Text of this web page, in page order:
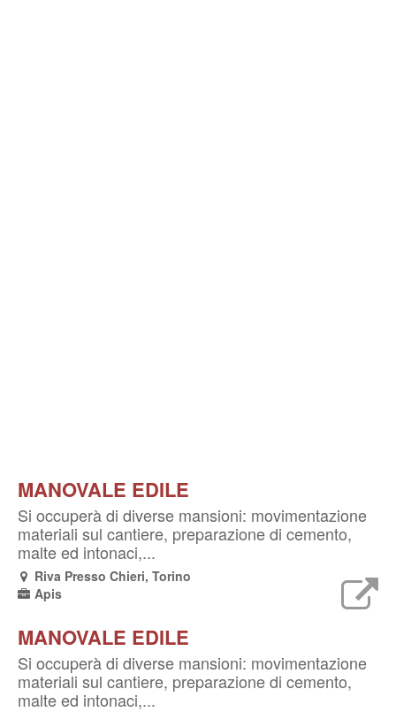
MANOVALE EDILE
Si occuperà di diverse mansioni: movimentazione
materiali sul cantiere, preparazione di cemento,
malte ed intonaci,...
Riva Presso Chieri, Torino
Apis
MANOVALE EDILE
Si occuperà di diverse mansioni: movimentazione
materiali sul cantiere, preparazione di cemento,
malte ed intonaci,...